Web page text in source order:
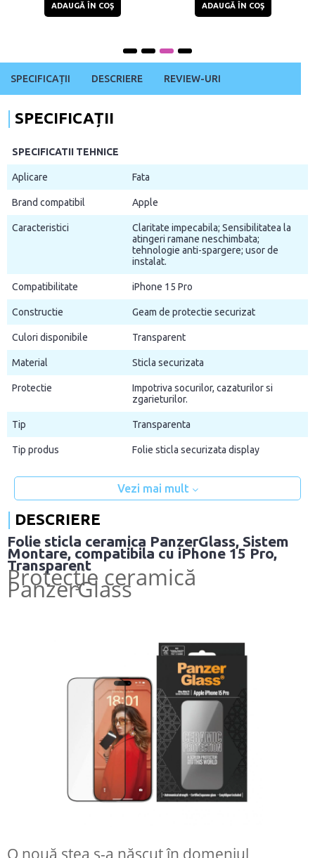
ADAUGĂ ÎN COŞ ADAUGĂ ÎN COŞ
SPECIFICAȚII DESCRIERE REVIEW-URI
SPECIFICAȚII
SPECIFICATII TEHNICE
Aplicare Fata
Brand compatibil Apple
Caracteristici
Claritate impecabila; Sensibilitatea la
atingeri ramane neschimbata;
tehnologie anti-spargere; usor de
instalat.
Compatibilitate iPhone 15 Pro
Constructie Geam de protectie securizat
Culori disponibile Transparent
Material Sticla securizata
Protectie
Impotriva socurilor, cazaturilor si
zgarieturilor.
Tip Transparenta
Tip produs Folie sticla securizata display
Vezi mai mult
DESCRIERE
Folie sticla ceramica PanzerGlass, Sistem
Montare, compatibila cu iPhone 15 Pro,
Transparent
Protecție ceramică
PanzerGlass
O nouă stea s-a născut în domeniul